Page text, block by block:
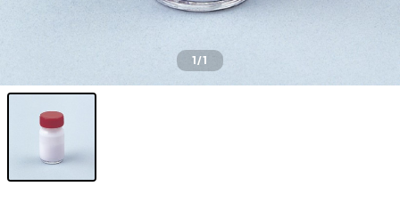
1/1